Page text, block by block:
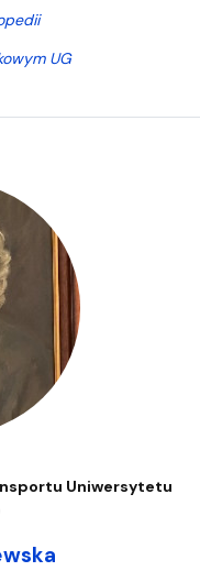
UG
Uniwersytetu